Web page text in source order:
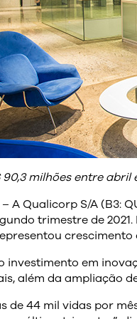
milhões entre abril
– A Qualicorp S/A (B3:
trimestre de
investimento em
além da ampliação
de 44 mil vidas por